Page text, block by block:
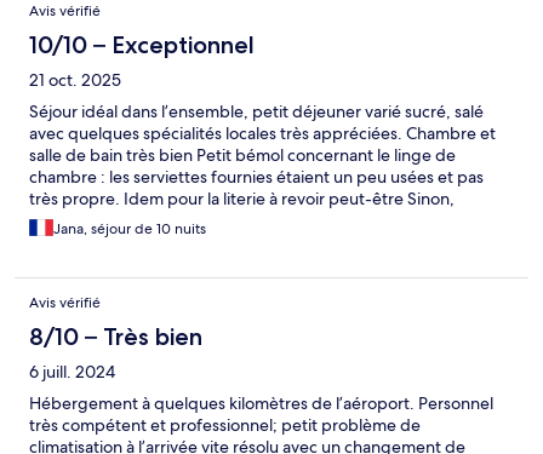
Avis vérifié
10/10 – Exceptionnel
21 oct. 2025
Séjour idéal dans l’ensemble, petit déjeuner varié sucré, salé
avec quelques spécialités locales très appréciées. Chambre et
salle de bain très bien Petit bémol concernant le linge de
chambre : les serviettes fournies étaient un peu usées et pas
très propre. Idem pour la literie à revoir peut-être Sinon,
personnel très à l’écoute et disponible, avec une mention
spéciale pour Katherine 😊
Jana, séjour de 10 nuits
Avis vérifié
8/10 – Très bien
6 juill. 2024
Hébergement à quelques kilomètres de l’aéroport. Personnel
très compétent et professionnel; petit problème de
climatisation à l’arrivée vite résolu avec un changement de